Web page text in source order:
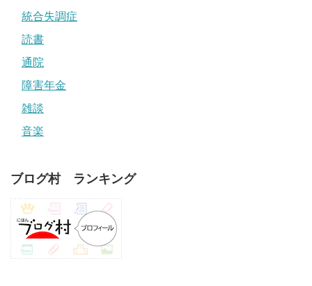
統合失調症
読書
通院
障害年金
雑談
音楽
ブログ村 ランキング